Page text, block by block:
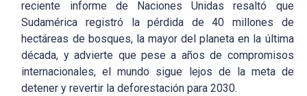
reciente informe de Naciones Unidas resaltó que
Sudamérica registró la pérdida de 40 millones de
hectáreas de bosques, la mayor del planeta en la última
década, y advierte que pese a años de compromisos
internacionales, el mundo sigue lejos de la meta de
detener y revertir la deforestación para 2030.